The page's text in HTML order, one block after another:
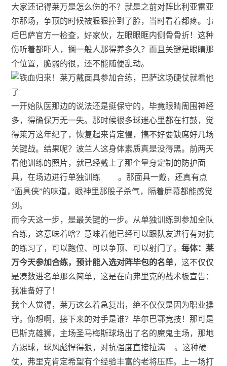
大家还记得莱万是怎么伤的不？就是之前对阵比利亚雷亚
尔那场，争顶的时候被狠狠撞到了脸，当时看着都疼。事
后巴萨官方一检查，好家伙，左眼眼眶内侧骨骨折！这种
伤听着都吓人，搁一般人那得养多久？而且关键是眼睛那
个位置，脆弱的很，还不能随便乱动。
一开始队医那边的说法还是挺保守的，毕竟眼睛周围神经
多，得确保万无一失。那时候很多球迷心里都在打鼓，觉
得莱万这年纪了，恢复起来肯定慢，搞不好要缺席好几场
关键战。结果呢？波兰人这身体素质真是没得黑。前两天
看他训练的照片，就已经戴上了那个量身定制的防护面
具，在场边进行单独训练
。那面具一戴，还真有点
“面具侠”的味道，眼神里那股子杀气，隔着屏幕都能感觉
到。
而今天这一步，是最关键的一步。从单独训练到参加全队
合练，这意味着啥？意味着他已经可以跟队友进行有对抗
的练习了，可以跑位、可以争顶、可以射门了。每体：莱
万今天参加合练，预计能入选对阵毕包的名单，这不仅仅
是凑数进名单那么简单，这是在向弗里克的战术板宣告：
我准备好了！
我个人觉得，莱万这么着急复出，绝不仅仅是因为职业操
守。你想啊，接下来的对手是谁？毕尔巴鄂竞技！那可是
巴斯克雄狮，主场圣马梅斯球场出了名的魔鬼主场，那地
方踢球，球风彪悍得狠，对抗强度直接拉满
。这种硬
仗，弗里克肯定希望有个经验丰富的老将压阵。上一场打